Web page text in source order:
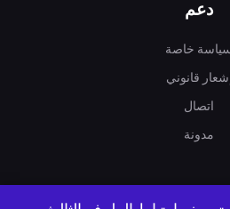
دعم
خاصة
إشعار قانوني
اتصال
مدونة